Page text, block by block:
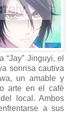
Jinguyi, el
sonrisa cautiva
un amable y
arte en el café
local. Ambos
a sus